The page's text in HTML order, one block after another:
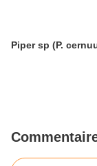
Piper sp (P.